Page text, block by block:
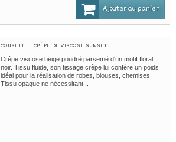
Ajouter au panier
COUSETTE - CRÊPE DE VISCOSE SUNSET
Crêpe viscose beige poudré parsemé d'un motif floral
noir. Tissu fluide, son tissage crêpe lui confère un poids
idéal pour la réalisation de robes, blouses, chemises.
Tissu opaque ne nécessitant...